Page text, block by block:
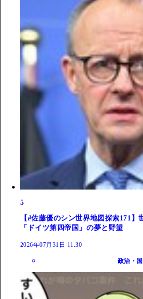
5
【#佐藤優のシン世界地図探索171】
「ドイツ第四帝国」の夢と野望
2026年07月31日 11:30
政治・